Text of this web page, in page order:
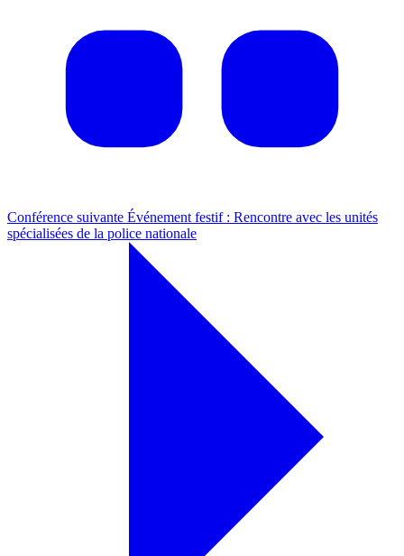
Conférence suivante Événement festif : Rencontre avec les unités
spécialisées de la police nationale